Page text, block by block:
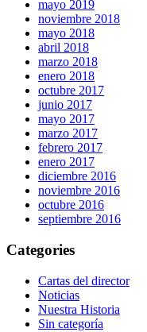
mayo 2019
noviembre 2018
mayo 2018
abril 2018
marzo 2018
enero 2018
octubre 2017
junio 2017
mayo 2017
marzo 2017
febrero 2017
enero 2017
diciembre 2016
noviembre 2016
octubre 2016
septiembre 2016
Categories
Cartas del director
Noticias
Nuestra Historia
Sin categoría